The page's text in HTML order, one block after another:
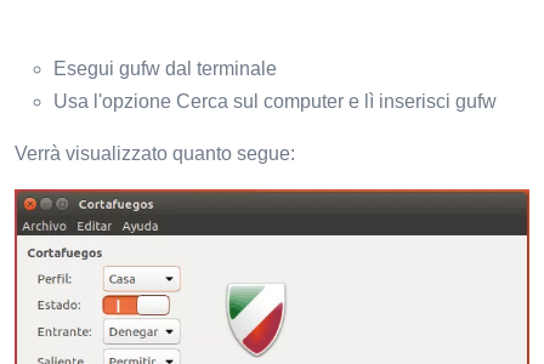
Esegui gufw dal terminale
Usa l'opzione Cerca sul computer e lì inserisci gufw
Verrà visualizzato quanto segue: